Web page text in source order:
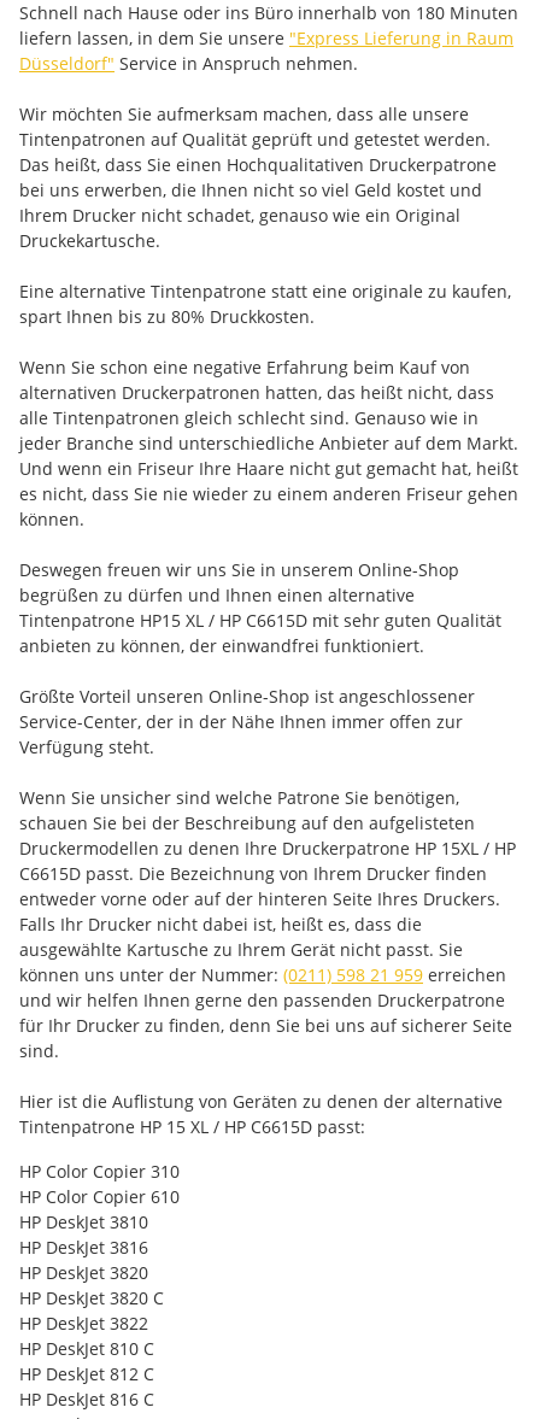
Schnell nach Hause oder ins Büro innerhalb von 180 Minuten
liefern lassen, in dem Sie unsere "Express Lieferung in Raum
Düsseldorf" Service in Anspruch nehmen.
Wir möchten Sie aufmerksam machen, dass alle unsere
Tintenpatronen auf Qualität geprüft und getestet werden.
Das heißt, dass Sie einen Hochqualitativen Druckerpatrone
bei uns erwerben, die Ihnen nicht so viel Geld kostet und
Ihrem Drucker nicht schadet, genauso wie ein Original
Druckekartusche.
Eine alternative Tintenpatrone statt eine originale zu kaufen,
spart Ihnen bis zu 80% Druckkosten.
Wenn Sie schon eine negative Erfahrung beim Kauf von
alternativen Druckerpatronen hatten, das heißt nicht, dass
alle Tintenpatronen gleich schlecht sind. Genauso wie in
jeder Branche sind unterschiedliche Anbieter auf dem Markt.
Und wenn ein Friseur Ihre Haare nicht gut gemacht hat, heißt
es nicht, dass Sie nie wieder zu einem anderen Friseur gehen
können.
Deswegen freuen wir uns Sie in unserem Online-Shop
begrüßen zu dürfen und Ihnen einen alternative
Tintenpatrone HP15 XL / HP C6615D mit sehr guten Qualität
anbieten zu können, der einwandfrei funktioniert.
Größte Vorteil unseren Online-Shop ist angeschlossener
Service-Center, der in der Nähe Ihnen immer offen zur
Verfügung steht.
Wenn Sie unsicher sind welche Patrone Sie benötigen,
schauen Sie bei der Beschreibung auf den aufgelisteten
Druckermodellen zu denen Ihre Druckerpatrone HP 15XL / HP
C6615D passt. Die Bezeichnung von Ihrem Drucker finden
entweder vorne oder auf der hinteren Seite Ihres Druckers.
Falls Ihr Drucker nicht dabei ist, heißt es, dass die
ausgewählte Kartusche zu Ihrem Gerät nicht passt. Sie
können uns unter der Nummer: (0211) 598 21 959 erreichen
und wir helfen Ihnen gerne den passenden Druckerpatrone
für Ihr Drucker zu finden, denn Sie bei uns auf sicherer Seite
sind.
Hier ist die Auflistung von Geräten zu denen der alternative
Tintenpatrone HP 15 XL / HP C6615D passt:
HP Color Copier 310
HP Color Copier 610
HP DeskJet 3810
HP DeskJet 3816
HP DeskJet 3820
HP DeskJet 3820 C
HP DeskJet 3822
HP DeskJet 810 C
HP DeskJet 812 C
HP DeskJet 816 C